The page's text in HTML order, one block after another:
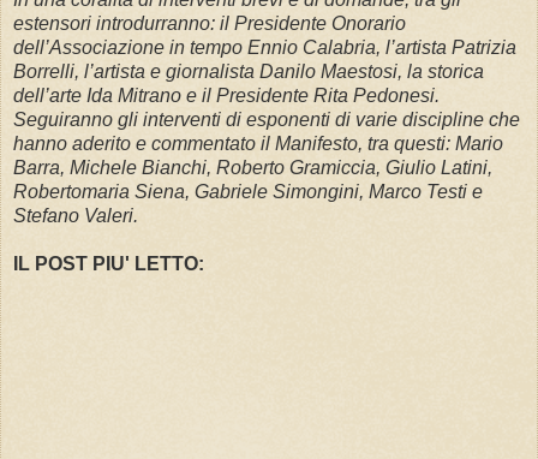
estensori introdurranno: il Presidente Onorario
dell’Associazione in tempo Ennio Calabria, l’artista Patrizia
Borrelli, l’artista e giornalista Danilo Maestosi, la storica
dell’arte Ida Mitrano e il Presidente Rita Pedonesi.
Seguiranno gli interventi di esponenti di varie discipline che
hanno aderito e commentato il Manifesto, tra questi: Mario
Barra, Michele Bianchi, Roberto Gramiccia, Giulio Latini,
Robertomaria Siena, Gabriele Simongini, Marco Testi e
Stefano Valeri.
IL POST PIU' LETTO: